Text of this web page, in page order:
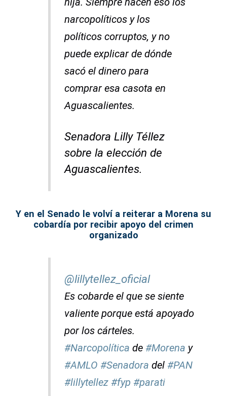
narcopolíticos y los
políticos corruptos, y no
puede explicar de dónde
sacó el dinero para
comprar esa casota en
Aguascalientes.
Senadora Lilly Téllez
sobre la elección de
Aguascalientes.
Y en el Senado le volví a reiterar a Morena su
cobardía por recibir apoyo del crimen
organizado
@lillytellez_oficial
Es cobarde el que se siente
valiente porque está apoyado
por los cárteles.
#Narcopolítica de #Morena y
#AMLO #Senadora del #PAN
#lillytellez #fyp #parati